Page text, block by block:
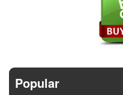
Popular